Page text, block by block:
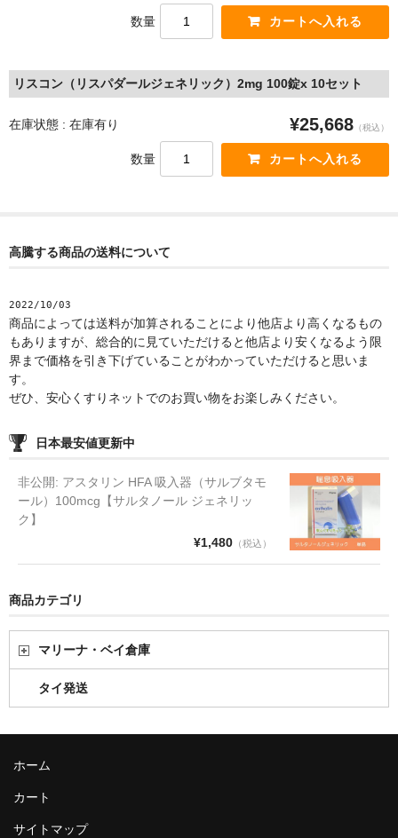
数量
リスコン（リスパダールジェネリック）2mg 100錠x 10セット
在庫状態 : 在庫有り ¥25,668 （税込）
数量
高騰する商品の送料について
2022/10/03
商品によっては送料が加算されることにより他店より高くなるもの
もありますが、総合的に見ていただけると他店より安くなるよう限
界まで価格を引き下げていることがわかっていただけると思いま
す。
ぜひ、安心くすりネットでのお買い物をお楽しみください。
日本最安値更新中
非公開: アスタリン HFA 吸入器（サルブタモ
ール）100mcg【サルタノール ジェネリッ
ク】
¥1,480（税込）
商品カテゴリ
マリーナ・ベイ倉庫
タイ発送
ホーム
カート
サイトマップ